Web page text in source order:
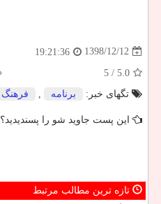
1398/12/12
19:21:36
5.0
/ 5
تگهای خبر:
برنامه , فرهنگ
این پست جاوید شو را پسندیدید؟
تازه ترین مطالب مرتبط